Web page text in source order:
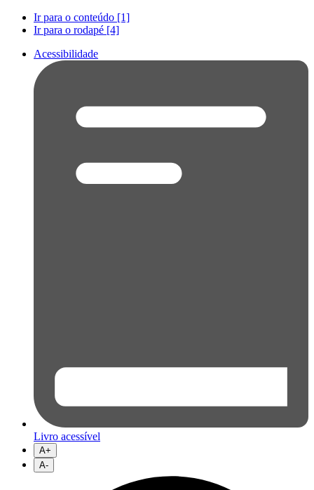
Ir para o conteúdo [1]
Ir para o rodapé [4]
Acessibilidade
Livro acessível
A+
A-